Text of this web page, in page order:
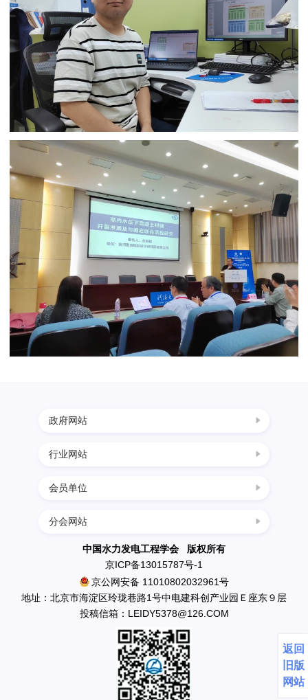
政府网站
生态环境部
住房和城乡建设部
应急管理部
国资委
中国科学院
行业网站
会员单位
中国葛洲坝集团三峡建设工程有限公司
南水北调工程设计管理中心
中国水利水电出版社
英大传媒投资集团有限公司
国电新疆吉林台水电开发有限公司
丰满发电厂
云南省鲁布革发电总厂
天生桥一级水电开发有限责任公司水力发电厂
分会网站
中国水力发电工程学会 版权所有
京ICP备13015787号-1
京公网安备 11010802032961号
地址：北京市海淀区玲珑巷路1号中电建科创产业园Ｅ座东９层
投稿信箱：LEIDY5378@126.COM
返回
旧版
网站